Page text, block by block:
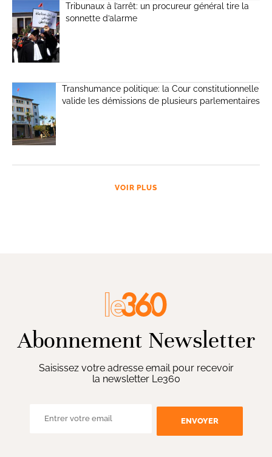
Tribunaux à l’arrêt: un procureur général tire la
sonnette d’alarme
Transhumance politique: la Cour constitutionnelle
valide les démissions de plusieurs parlementaires
VOIR PLUS
Abonnement Newsletter
Saisissez votre adresse email pour recevoir
la newsletter Le360
ENVOYER